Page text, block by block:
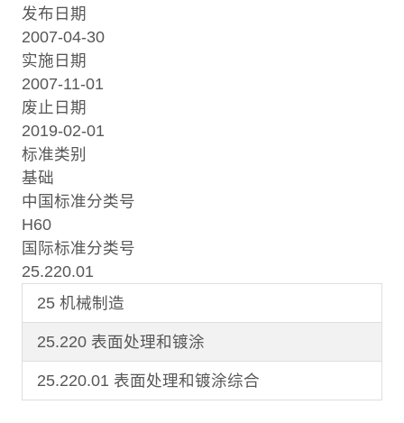
发布日期
2007-04-30
实施日期
2007-11-01
废止日期
2019-02-01
标准类别
基础
中国标准分类号
H60
国际标准分类号
25.220.01
25 机械制造
25.220 表面处理和镀涂
25.220.01 表面处理和镀涂综合